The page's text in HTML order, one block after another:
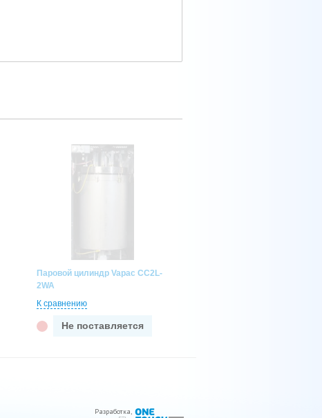
Паровой цилиндр Vapac CC2L-
2WA
К сравнению
Не поставляется
Разработка,